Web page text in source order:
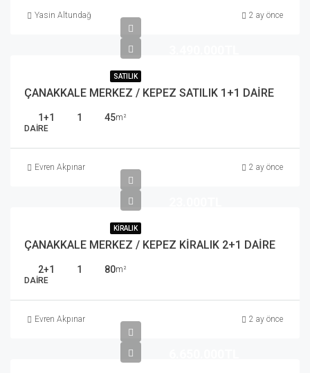
Yasin Altundağ 2 ay önce
SATILIK
ÇANAKKALE MERKEZ / KEPEZ SATILIK 1+1 DAİRE
1+1 1 45m²
DAIRE
Evren Akpınar 2 ay önce
KIRALIK
ÇANAKKALE MERKEZ / KEPEZ KİRALIK 2+1 DAİRE
2+1 1 80m²
DAIRE
Evren Akpınar 2 ay önce